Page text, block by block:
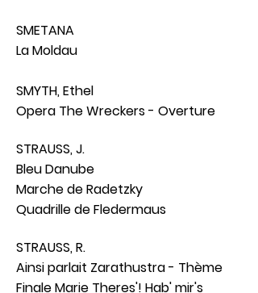
SMETANA
La Moldau
SMYTH, Ethel
Opera The Wreckers - Overture
STRAUSS, J.
Bleu Danube
Marche de Radetzky
Quadrille de Fledermaus
STRAUSS, R.
Ainsi parlait Zarathustra - Thème
Finale Marie Theres'! Hab' mir's